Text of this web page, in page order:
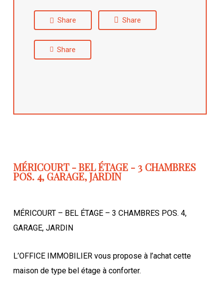
Share Share
Share
MÉRICOURT - BEL ÉTAGE - 3 CHAMBRES
POS. 4, GARAGE, JARDIN
MÉRICOURT – BEL ÉTAGE – 3 CHAMBRES POS. 4,
GARAGE, JARDIN
L’OFFICE IMMOBILIER vous propose à l’achat cette
maison de type bel étage à conforter.